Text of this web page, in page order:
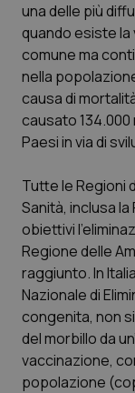
Molise
Piemonte
Provincia
Provincia
Puglia
Sardegna
Sicilia
Toscana
Epatiti
HIV
Infezioni &
Malattie
Malattia di
Obesità
una delle più
quando esiste
comune ma
nella
causa di
causato
Paesi in via di
Tutte le Regioni
Sanità, inclusa
obiettivi
Regione delle
raggiunto. In
Nazionale di
congenita, non
del morbillo da
vaccinazione,
popolazione